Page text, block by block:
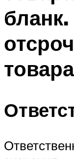
товара